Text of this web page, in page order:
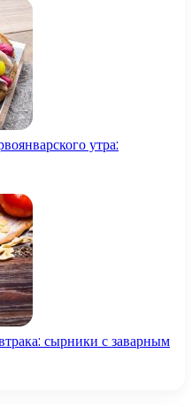
утра:
сырники с заварным